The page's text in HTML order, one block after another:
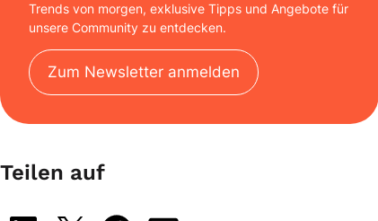
Trends von morgen, exklusive Tipps und Angebote für
unsere Community zu entdecken.
Zum Newsletter anmelden
Teilen auf